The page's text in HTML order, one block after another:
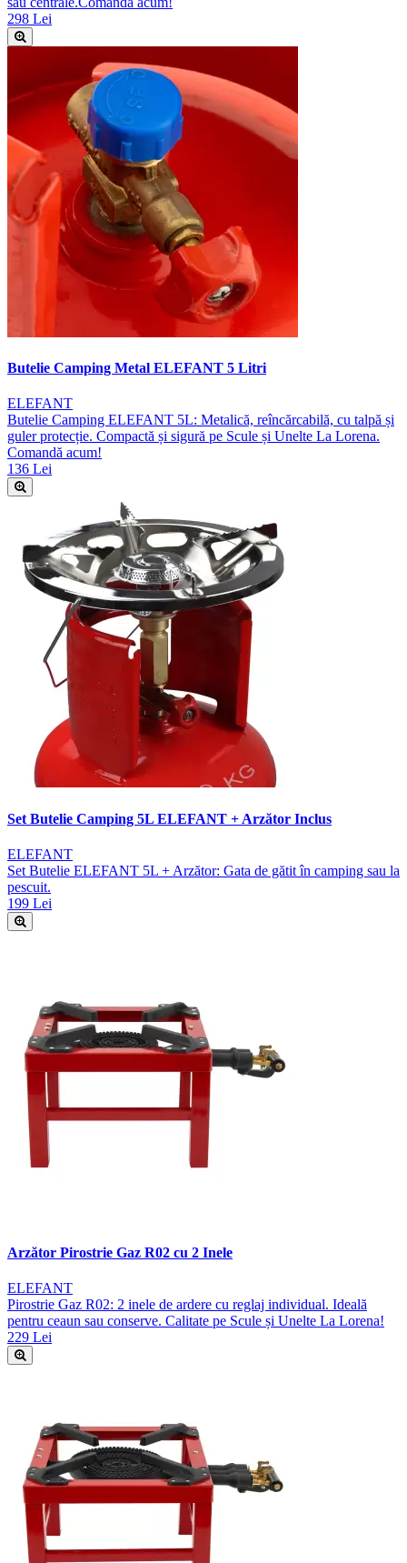
298 Lei
Butelie Camping Metal ELEFANT 5 Litri
ELEFANT
Butelie Camping ELEFANT 5L: Metalică, reîncărcabilă, cu talpă și
guler protecție. Compactă și sigură pe Scule și Unelte La Lorena.
Comandă acum!
136 Lei
Set Butelie Camping 5L ELEFANT + Arzător Inclus
ELEFANT
Set Butelie ELEFANT 5L + Arzător: Gata de gătit în camping sau la
pescuit.
199 Lei
Arzător Pirostrie Gaz R02 cu 2 Inele
ELEFANT
Pirostrie Gaz R02: 2 inele de ardere cu reglaj individual. Ideală
pentru ceaun sau conserve. Calitate pe Scule și Unelte La Lorena!
229 Lei